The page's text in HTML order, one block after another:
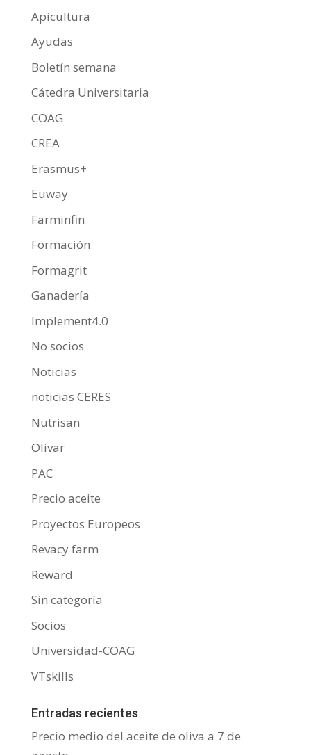
Apicultura
Ayudas
Boletín semana
Cátedra Universitaria
COAG
CREA
Erasmus+
Euway
Farminfin
Formación
Formagrit
Ganadería
Implement4.0
No socios
Noticias
noticias CERES
Nutrisan
Olivar
PAC
Precio aceite
Proyectos Europeos
Revacy farm
Reward
Sin categoría
Socios
Universidad-COAG
VTskills
Entradas recientes
Precio medio del aceite de oliva a 7 de